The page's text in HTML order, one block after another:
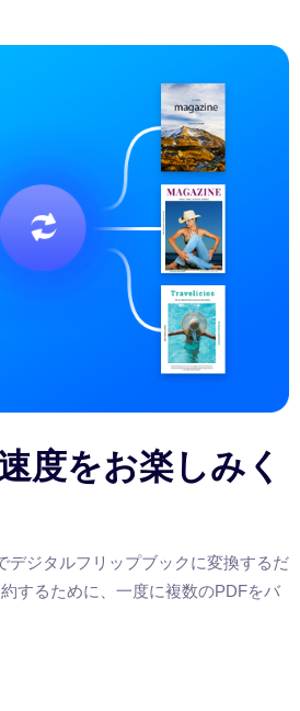
度をお楽しみく
デジタルフリップブックに変換するだ
するために、一度に複数のPDFをバ